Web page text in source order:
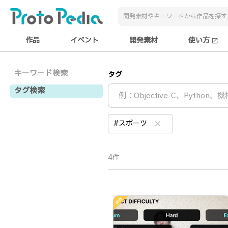
作品 イベント 開発素材 使い方 open_in_new
キーワード検索
タグ検索
タグ
#スポーツ clear
4件